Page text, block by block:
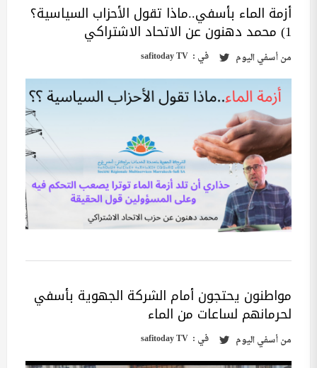
أزمة الماء بأسفي..ماذا تقول الأحزاب السياسية؟
1) محمد دهنون عن الاتحاد الاشتراكي
منأسفي اليوم في : safitoday TV
مواطنون يحتجون أمام الشركة الجهوية بأسفي
لحرمانهم لساعات من الماء
منأسفي اليوم في : safitoday TV